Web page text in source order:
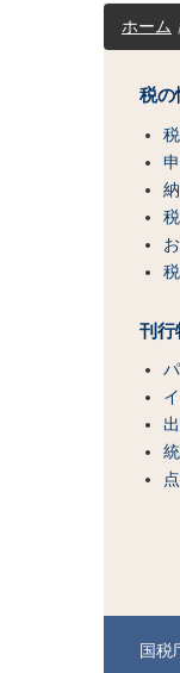
サ
イ
（コ
ホーム
税の
刊行
国税